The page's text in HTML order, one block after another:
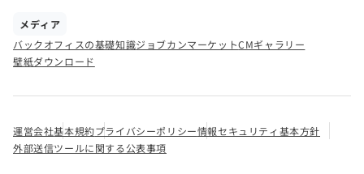
メディア
バックオフィスの基礎知識ジョブカンマーケットCMギャラリー
壁紙ダウンロード
運営会社基本規約プライバシーポリシー情報セキュリティ基本方針
外部送信ツールに関する公表事項